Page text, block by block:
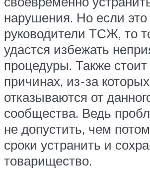
нарушения. Но если
руководители ТСЖ, то
удастся избежать
процедуры. Также
причинах, из-за которых
отказываются от
сообщества. Ведь
не допустить, чем
сроки устранить и
товарищество.